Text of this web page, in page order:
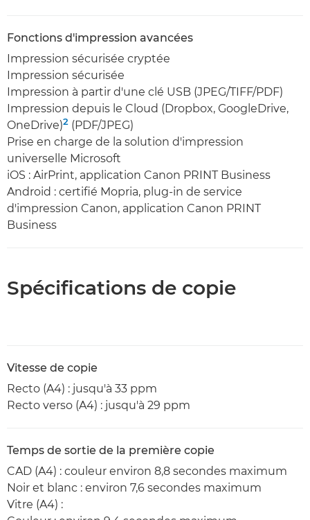
Fonctions d'impression avancées
Impression sécurisée cryptée
Impression sécurisée
Impression à partir d'une clé USB (JPEG/TIFF/PDF)
Impression depuis le Cloud (Dropbox, GoogleDrive,
OneDrive)2 (PDF/JPEG)
Prise en charge de la solution d'impression
universelle Microsoft
iOS : AirPrint, application Canon PRINT Business
Android : certifié Mopria, plug-in de service
d'impression Canon, application Canon PRINT
Business
Spécifications de copie
Vitesse de copie
Recto (A4) : jusqu'à 33 ppm
Recto verso (A4) : jusqu'à 29 ppm
Temps de sortie de la première copie
CAD (A4) : couleur environ 8,8 secondes maximum
Noir et blanc : environ 7,6 secondes maximum
Vitre (A4) :